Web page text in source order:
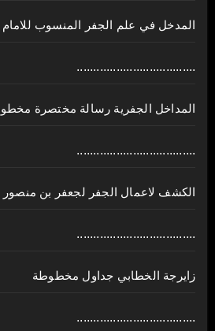
المدخل في علم الجفر المنسوب
....................................
المداخل الجفرية رسالة مختصرة
....................................
الكشف لاعمال الجفر لجعفر بن منصور
....................................
زايرجة الخطابي جداول مخطوطة
....................................